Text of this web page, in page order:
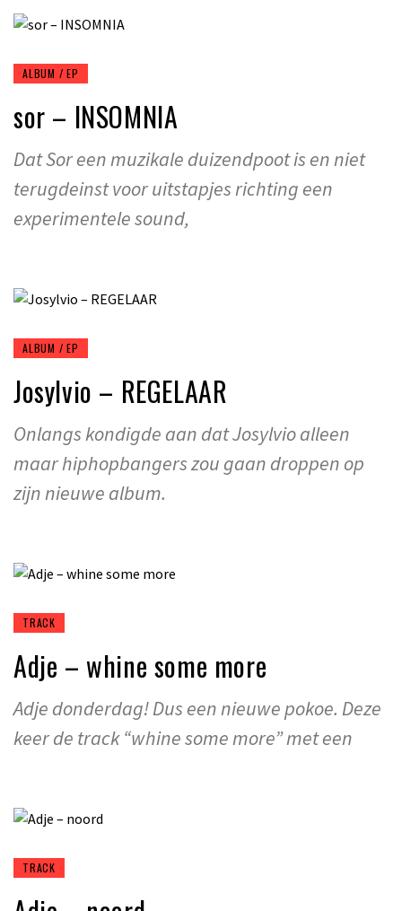
ALBUM / EP
sor – INSOMNIA
Dat Sor een muzikale duizendpoot is en niet
terugdeinst voor uitstapjes richting een
experimentele sound,
ALBUM / EP
Josylvio – REGELAAR
Onlangs kondigde aan dat Josylvio alleen
maar hiphopbangers zou gaan droppen op
zijn nieuwe album.
TRACK
Adje – whine some more
Adje donderdag! Dus een nieuwe pokoe. Deze
keer de track “whine some more” met een
TRACK